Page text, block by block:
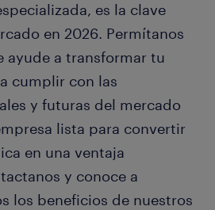
es la clave
en 2026. Permítanos
ayude a transformar tu
cumplir con las
y futuras del mercado
lista para convertir
en una ventaja
y conoce a
los beneficios de nuestros